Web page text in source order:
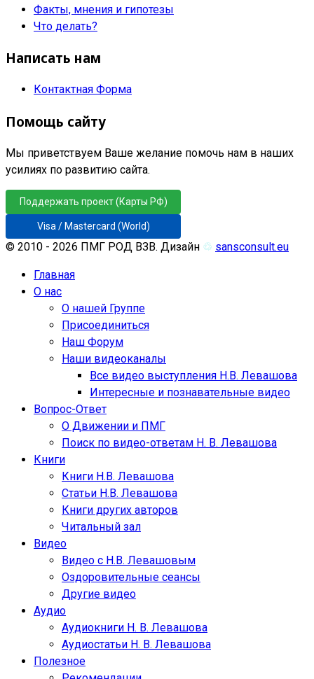
Факты, мнения и гипотезы
Что делать?
Написать нам
Контактная Форма
Помощь сайту
Мы приветствуем Ваше желание помочь нам в наших
усилиях по развитию сайта.
Поддержать проект (Карты РФ)
Visa / Mastercard (World)
© 2010 - 2026 ПМГ РОД ВЗВ. Дизайн ♲ sansconsult.eu
Главная
О нас
О нашей Группе
Присоединиться
Наш Форум
Наши видеоканалы
Все видео выступления Н.В. Левашова
Интересные и познавательные видео
Вопрос-Ответ
О Движении и ПМГ
Поиск по видео-ответам Н. В. Левашова
Книги
Книги Н.В. Левашова
Статьи Н.В. Левашова
Книги других авторов
Читальный зал
Видео
Видео с Н.В. Левашовым
Оздоровительные сеансы
Другие видео
Аудио
Аудиокниги Н. В. Левашова
Аудиостатьи Н. В. Левашова
Полезное